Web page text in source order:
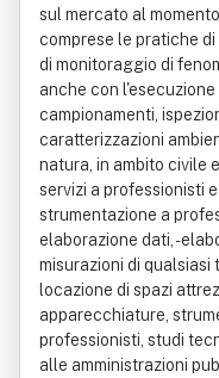
sul mercato al
comprese le pratiche
di monitoraggio di
anche con l'esecuzione
campionamenti,
caratterizzazioni
natura, in ambito civile
servizi a professionisti
strumentazione a
elaborazione dati, -
misurazioni di qualsiasi
locazione di spazi
apparecchiature,
professionisti, studi
alle amministrazioni